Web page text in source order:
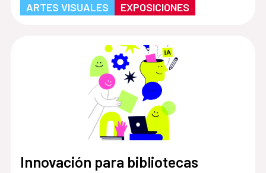
ARTES VISUALES EXPOSICIONES
Innovación para bibliotecas